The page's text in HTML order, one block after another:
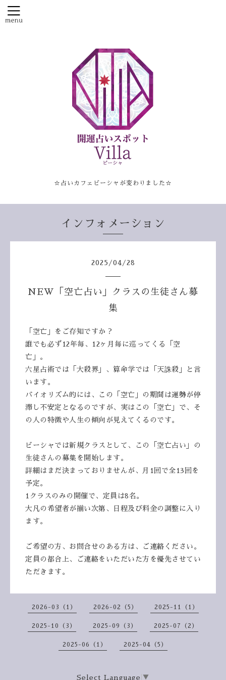
☆占いカフェビーシャが変わりました☆
インフォメーション
2025 /04 / 28
NEW「空亡占い」クラスの生徒さん募
集
「空亡」をご存知ですか？
誰でも必ず12年毎、12ヶ月毎に巡ってくる「空
亡」。
六星占術では「大殺界」、算命学では「天誅殺」と言
います。
バイオリズム的には、この「空亡」の期間は運勢が停
滞し不安定となるのですが、実はこの「空亡」で、そ
の人の特徴や人生の傾向が見えてくるのです。
ビーシャでは新規クラスとして、この「空亡占い」の
生徒さんの募集を開始します。
詳細はまだ決まっておりませんが、月1回で全13回を
予定。
1クラスのみの開催で、定員は8名。
大凡の希望者が揃い次第、日程及び料金の調整に入り
ます。
ご希望の方、お問合せのある方は、ご連絡ください。
定員の都合上、ご連絡をいただいた方を優先させてい
ただきます。
2026-03（1） 2026-02（5） 2025-11（1）
2025-10（3） 2025-09（3） 2025-07（2）
2025-06（1） 2025-04（5）
Select Language ▼